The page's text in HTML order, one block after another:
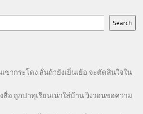
Search
ขากระโดง ลั่นถ้ายังเยิ่นเย้อ จะตัดสินใจใน
สื่อ ถูกปาทุเรียนเน่าใส่บ้าน วิงวอนขอความ